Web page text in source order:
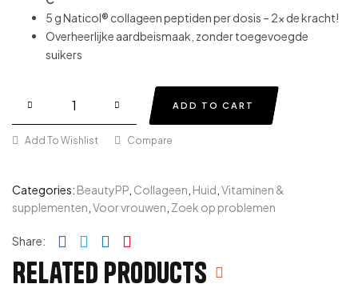
5 g Naticol® collageen peptiden per dosis – 2x de kracht!
Overheerlijke aardbeismaak, zonder toegevoegde
suikers
ADD TO CART
Add To Wishlist Compare
Categories: BeautyPP Collageen Huid Vitaminen &
supplementen Voor vrouwen Zoek op problemen
Share: Facebook
TwitterLinkedin
Related products